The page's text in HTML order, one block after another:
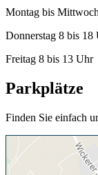
Montag bis
Donnerstag 8 bis 18
Freitag 8 bis 13 Uhr
Parkplätze
Finden Sie einfach